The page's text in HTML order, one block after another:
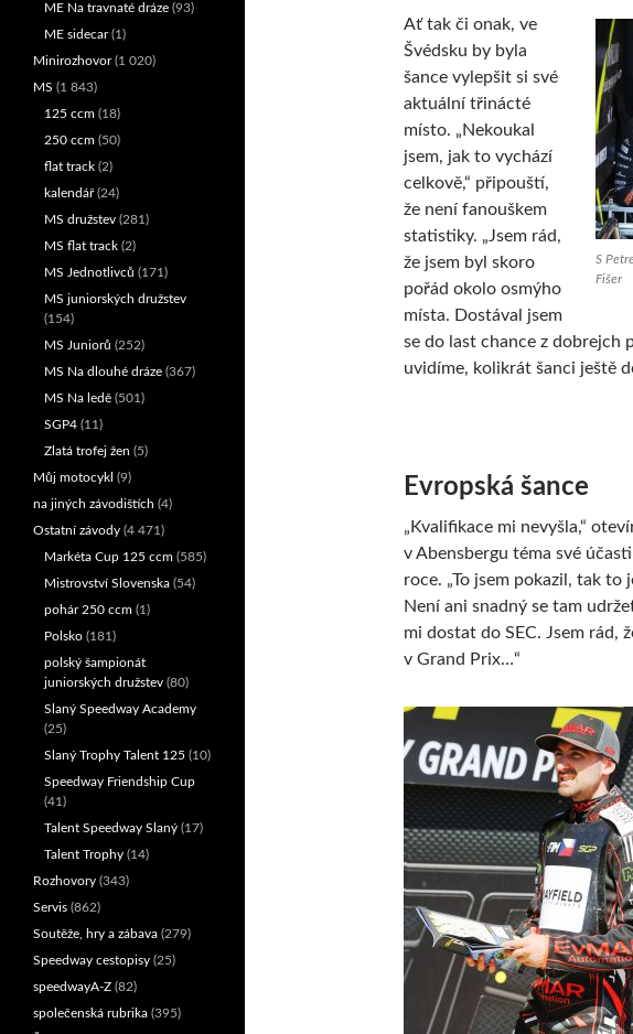
S
Fišer
Ať tak či onak, ve
Švédsku by byla
šance vylepšit si své
aktuální třinácté
místo. „Nekoukal
jsem, jak to vychází
celkově,“ připouští,
že není fanouškem
statistiky. „Jsem rád,
že jsem byl skoro
pořád okolo osmýho
místa. Dostával jsem
se do last chance z dobrejch
uvidíme, kolikrát šanci ještě
Evropská šance
„Kvalifikace mi nevyšla,“
v Abensbergu téma své
roce. „To jsem pokazil, tak
Není ani snadný se tam
mi dostat do SEC. Jsem rád,
v Grand Prix…“
ME Na travnaté dráze (93)
ME sidecar(1)
Minirozhovor(1 020)
MS (1 843)
125 ccm (18)
250 ccm (50)
flat track (2)
kalendář(24)
MS družstev (281)
MS flat track (2)
MS Jednotlivců (171)
MS juniorských družstev
(154)
MS Juniorů (252)
MS Na dlouhé dráze (367)
MS Na ledě (501)
SGP4 (11)
Zlatá trofej žen (5)
Můj motocykl (9)
na jiných závodištích (4)
Ostatní závody (4 471)
Markéta Cup 125 ccm (585)
Mistrovství Slovenska (54)
pohár 250 ccm (1)
Polsko (181)
polský šampionát
juniorských družstev (80)
Slaný Speedway Academy
(25)
Slaný Trophy Talent 125 (10)
Speedway Friendship Cup
(41)
Talent Speedway Slaný (17)
Talent Trophy (14)
Rozhovory (343)
Servis (862)
Soutěže, hry a zábava (279)
Speedway cestopisy (25)
speedwayA-Z (82)
společenská rubrika (395)